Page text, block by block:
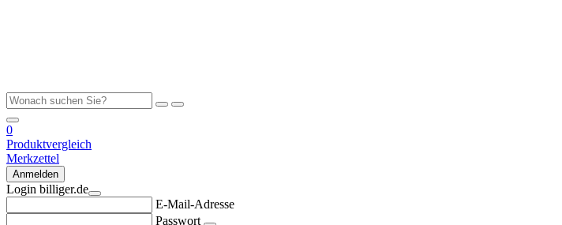
0
Produktvergleich
Merkzettel
Anmelden
Login billiger.de
E-Mail-Adresse
Passwort